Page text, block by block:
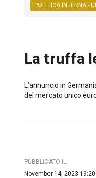
POLITICA INTERNA -
La truffa
L’annuncio in
del mercato unico
PUBBLICATO IL
November 14, 2023 19:20